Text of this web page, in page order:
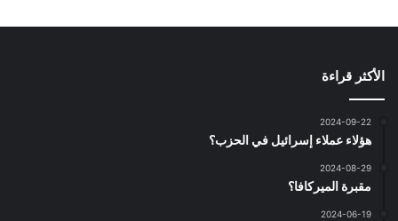
الأكثر قراءة
2024-09-22
هؤلاء عملاء إسرائيل في الحزب؟
2024-08-29
مقبرة الميركافا؟
2024-06-19